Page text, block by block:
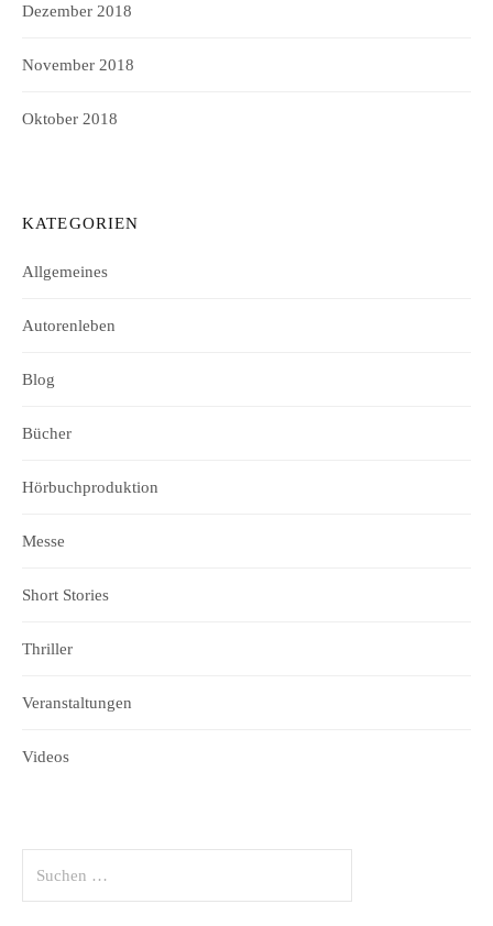
Dezember 2018
November 2018
Oktober 2018
KATEGORIEN
Allgemeines
Autorenleben
Blog
Bücher
Hörbuchproduktion
Messe
Short Stories
Thriller
Veranstaltungen
Videos
nach: